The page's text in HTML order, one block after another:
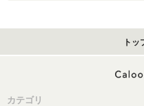
トッ
カテゴリ